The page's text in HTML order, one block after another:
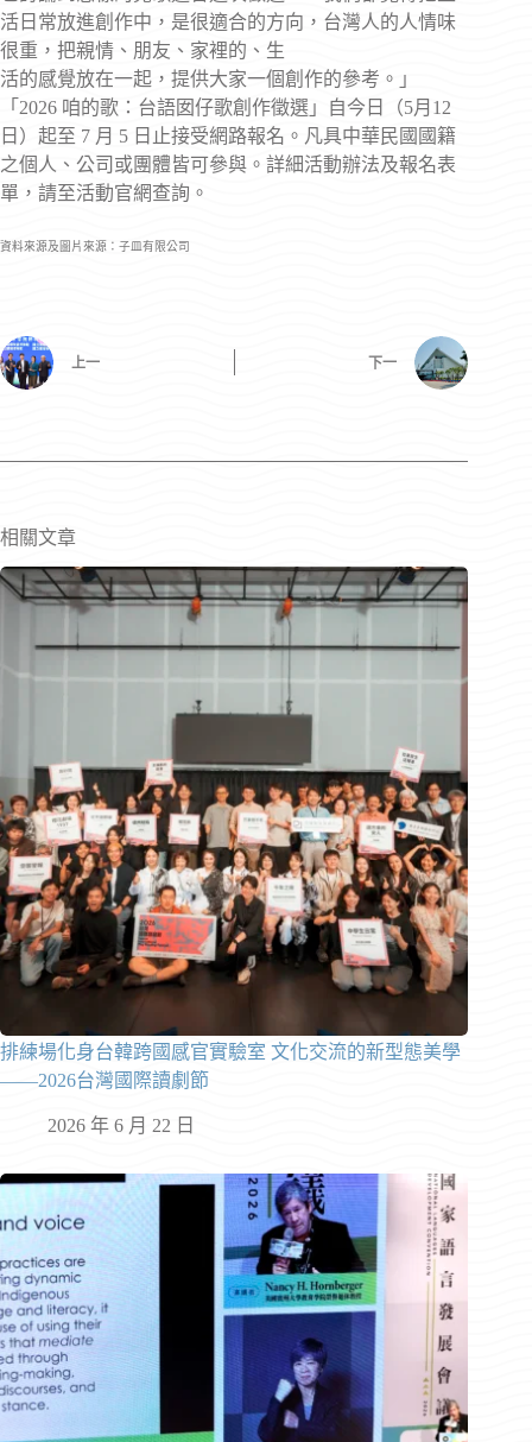
活日常放進創作中，是很適合的方向，台灣人的人情味
很重，把親情、朋友、家裡的、生
活的感覺放在一起，提供大家一個創作的參考。」
「2026 咱的歌：台語囡仔歌創作徵選」自今日（5月12
日）起至 7 月 5 日止接受網路報名。凡具中華民國國籍
之個人、公司或團體皆可參與。詳細活動辦法及報名表
單，請至活動官網查詢。
資料來源及圖片來源：子皿有限公司
上一 下一
相關文章
排練場化身台韓跨國感官實驗室 文化交流的新型態美學
——2026台灣國際讀劇節
2026 年 6 月 22 日